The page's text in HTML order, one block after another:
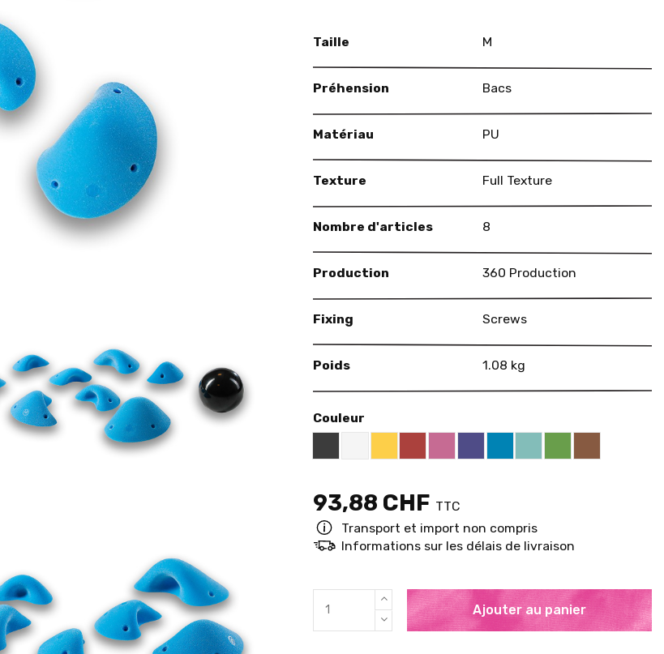
Taille M
Préhension Bacs
Matériau PU
Texture Full Texture
Nombre d'articles 8
Production 360 Production
Fixing Screws
Poids 1.08 kg
Couleur
Black RAL 9005
WhiteYellow RAL 1018
Red RAL 3000
Pink RAL 4003
US Purple S4050 - R60B/M
Blue RAL 5015
Mint RAL 6027Brown RAL
93,88 CHF TTC
Transport et import non compris
Informations sur les délais de livraison
Ajouter au panier